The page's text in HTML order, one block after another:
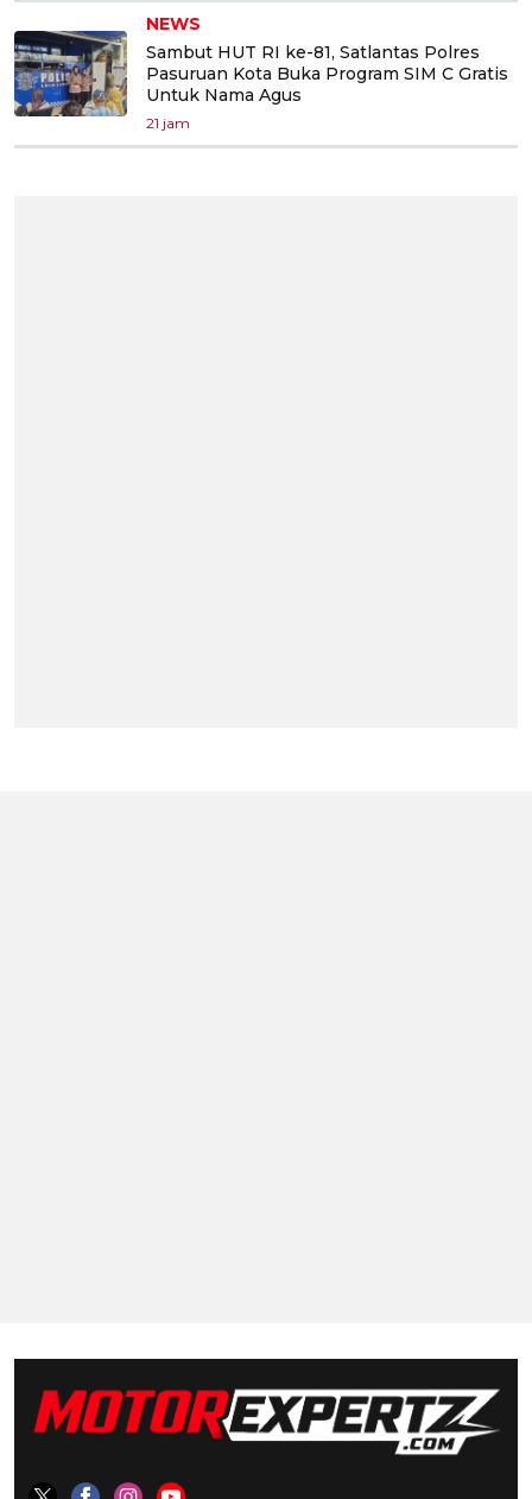
NEWS
Sambut HUT RI ke-81, Satlantas Polres
Pasuruan Kota Buka Program SIM C Gratis
Untuk Nama Agus
21 jam